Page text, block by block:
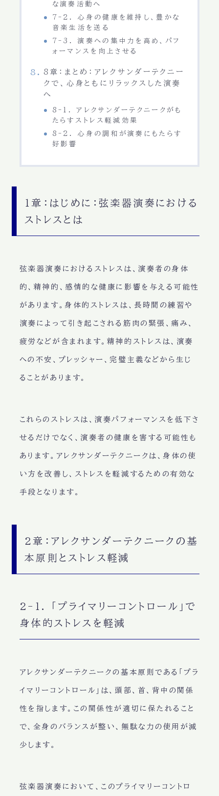
な演奏活動へ
7-2. 心身の健康を維持し、豊かな
音楽生活を送る
7-3. 演奏への集中力を高め、パフ
ォーマンスを向上させる
8章：まとめ：アレクサンダーテクニー
クで、心身ともにリラックスした演奏
へ
8-1. アレクサンダーテクニークがも
たらすストレス軽減効果
8-2. 心身の調和が演奏にもたらす
好影響
1章：はじめに：弦楽器演奏における
ストレスとは
弦楽器演奏におけるストレスは、演奏者の身体
的、精神的、感情的な健康に影響を与える可能性
があります。身体的ストレスは、長時間の練習や
演奏によって引き起こされる筋肉の緊張、痛み、
疲労などが含まれます。精神的ストレスは、演奏
への不安、プレッシャー、完璧主義などから生じ
ることがあります。
これらのストレスは、演奏パフォーマンスを低下さ
せるだけでなく、演奏者の健康を害する可能性も
あります。アレクサンダーテクニークは、身体の使
い方を改善し、ストレスを軽減するための有効な
手段となります。
2章：アレクサンダーテクニークの基
本原則とストレス軽減
2-1. 「プライマリーコントロール」で
身体的ストレスを軽減
アレクサンダーテクニークの基本原則である「プラ
イマリーコントロール」は、頭部、首、背中の関係
性を指します。この関係性が適切に保たれること
で、全身のバランスが整い、無駄な力の使用が減
少します。
弦楽器演奏において、このプライマリーコントロ